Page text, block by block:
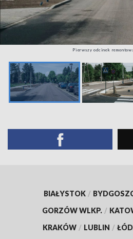
Pierwszy odcinek
BIAŁYSTOK /
GORZÓW WLKP. /
KRAKÓW / LUBLIN /